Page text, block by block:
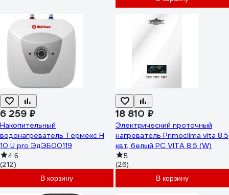
6 259 ₽
Накопительный
водонагреватель Термекс H
10 U pro ЭдЭБ00119
4.6
(212)
В корзину
18 810 ₽
Электрический проточный
нагреватель Primoclima vita 8.5
квт, белый PC VITA 8.5 (W)
5
(26)
В корзину